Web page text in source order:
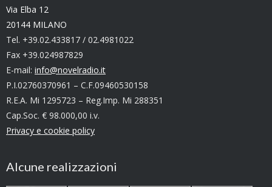
Via Elba 12
20144 MILANO
Tel. +39.02.433817 / 02.4981022
Fax +39.024987829
E-mail: info@novelradio.it
P.I.02760370961 – C.F.09460530158
R.E.A. Mi 1295723 – Reg.Imp. Mi 288351
Cap.Soc. € 98.000,00 i.v.
Privacy e cookie policy
Alcune realizzazioni